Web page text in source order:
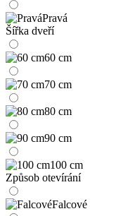
Pravá
Šířka dveří
60 cm
70 cm
80 cm
90 cm
100 cm
Způsob otevírání
Falcové